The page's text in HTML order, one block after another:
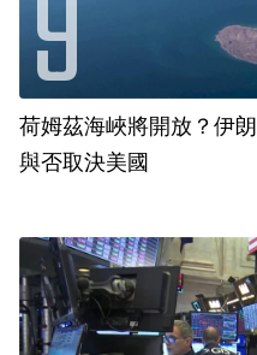
荷姆茲海峽將開放？伊
與否取決美國